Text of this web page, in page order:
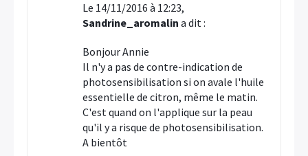
Le 14/11/2016 à 12:23,
Sandrine_aromalin a dit :
Bonjour Annie
Il n'y a pas de contre-indication de
photosensibilisation si on avale l'huile
essentielle de citron, même le matin.
C'est quand on l'applique sur la peau
qu'il y a risque de photosensibilisation.
A bientôt